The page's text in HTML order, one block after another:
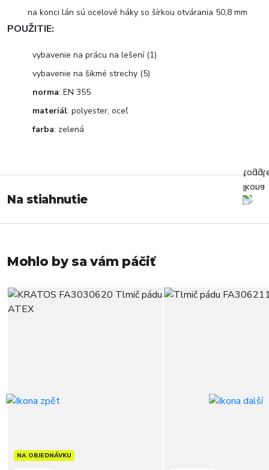
na konci lán sú ocelové háky so šírkou otvárania 50,8 mm
POUŽITIE:
vybavenie na prácu na lešení (1)
vybavenie na šikmé strechy (5)
norma: EN 355
materiál: polyester, oceľ
farba: zelená
Na stiahnutie
Mohlo by sa vám páčiť
NA OBJEDNÁVKU